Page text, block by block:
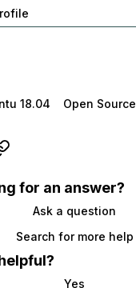
18.04 Open Source
for an answer?
Ask a question
Search for more help
Yes